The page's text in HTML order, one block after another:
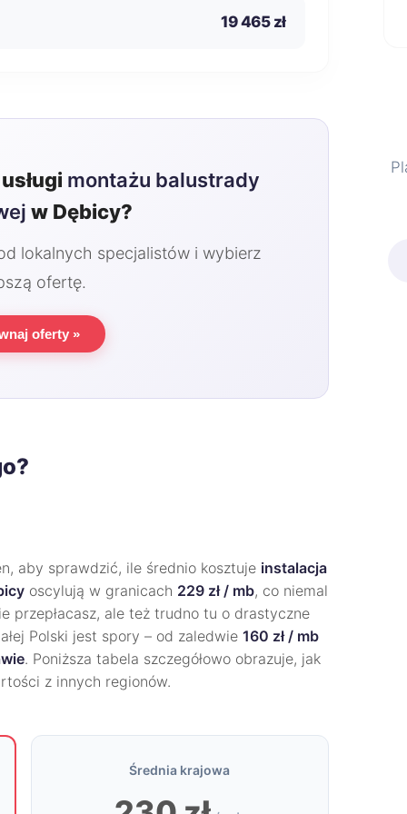
19 465 zł
montażu balustrady
w Dębicy?
lokalnych specjalistów i wybierz
ofertę.
oferty »
aby sprawdzić, ile średnio kosztuje instalacja
oscylują w granicach 229 zł / mb, co niemal
przepłacasz, ale też trudno tu o drastyczne
Polski jest spory – od zaledwie 160 zł / mb
. Poniższa tabela szczegółowo obrazuje, jak
z innych regionów.
Średnia krajowa